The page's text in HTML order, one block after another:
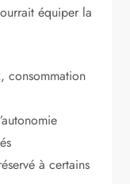
équiper la
consommation
à certains